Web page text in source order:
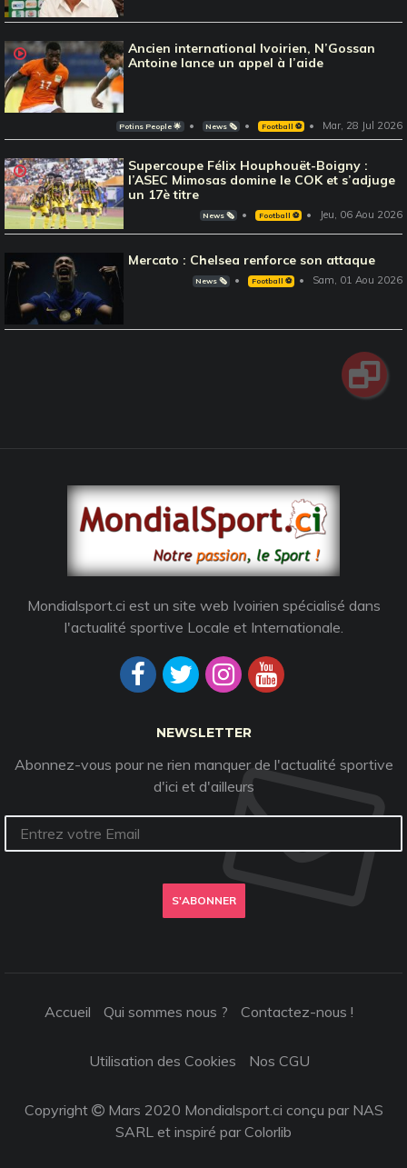
Ancien international Ivoirien, N’Gossan
Antoine lance un appel à l’aide
Potins People 🌟 News 🗞️ Football ⚽️ Mar, 28 Jul 2026
Supercoupe Félix Houphouët-Boigny :
l’ASEC Mimosas domine le COK et s’adjuge
un 17è titre
News 🗞️ Football ⚽️ Jeu, 06 Aou 2026
Mercato : Chelsea renforce son attaque
News 🗞️ Football ⚽️ Sam, 01 Aou 2026
Mondialsport.ci est un site web Ivoirien spécialisé dans
l'actualité sportive Locale et Internationale.
NEWSLETTER
Abonnez-vous pour ne rien manquer de l'actualité sportive
d'ici et d'ailleurs
S'ABONNER
Accueil Qui sommes nous ? Contactez-nous !
Utilisation des Cookies Nos CGU
Copyright
Mars 2020 Mondialsport.ci conçu par NAS
SARL et inspiré parColorlib